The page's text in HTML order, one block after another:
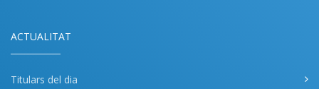
ACTUALITAT
Titulars del dia